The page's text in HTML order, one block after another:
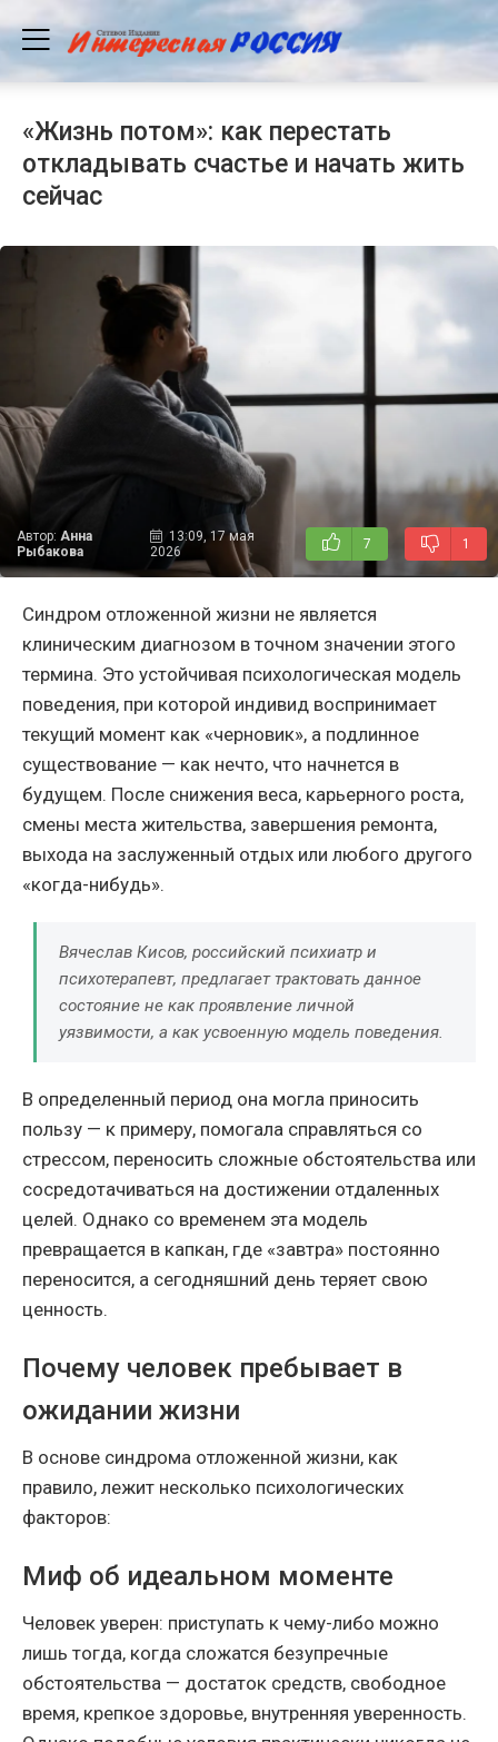
«Жизнь потом»: как перестать
откладывать счастье и начать жить
сейчас
Автор: Анна
Рыбакова
13:09, 17 мая
2026
7 1
Синдром отложенной жизни не является
клиническим диагнозом в точном значении этого
термина. Это устойчивая психологическая модель
поведения, при которой индивид воспринимает
текущий момент как «черновик», а подлинное
существование — как нечто, что начнется в
будущем. После снижения веса, карьерного роста,
смены места жительства, завершения ремонта,
выхода на заслуженный отдых или любого другого
«когда-нибудь».
Вячеслав Кисов, российский психиатр и
психотерапевт, предлагает трактовать данное
состояние не как проявление личной
уязвимости, а как усвоенную модель поведения.
В определенный период она могла приносить
пользу — к примеру, помогала справляться со
стрессом, переносить сложные обстоятельства или
сосредотачиваться на достижении отдаленных
целей. Однако со временем эта модель
превращается в капкан, где «завтра» постоянно
переносится, а сегодняшний день теряет свою
ценность.
Почему человек пребывает в
ожидании жизни
В основе синдрома отложенной жизни, как
правило, лежит несколько психологических
факторов:
Миф об идеальном моменте
Человек уверен: приступать к чему-либо можно
лишь тогда, когда сложатся безупречные
обстоятельства — достаток средств, свободное
время, крепкое здоровье, внутренняя уверенность.